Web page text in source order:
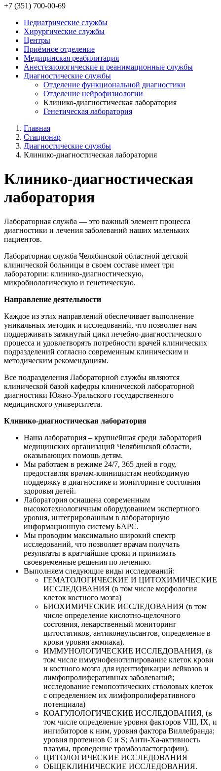
+7 (351) 700-00-69
Педиатрические службы
Хирургические службы
Центры
Приёмное отделение
Медицинская реабилитация
Анестезиологические и реанимационные службы
Диагностические службы
Отделение функциональной диагностики
Отделение нейрофизиологии
Клинико-диагностическая лаборатория
Генетическая лаборатория
Главная
Стационар
Диагностические службы
Клинико-диагностическая лаборатория
Клинико-диагностическая
лаборатория
Лабораторная служба — это важный элемент процесса
диагностики и лечения заболеваний наших маленьких
пациентов.
Лабораторная служба Челябинской областной детской
клинической больницы в своем составе имеет три
лаборатории: клинико-диагностическую,
микробиологическую и генетическую.
Направление деятельности
Каждое из этих направлений обеспечивает выполнение
уникальных методик и исследований, что позволяет нам
поддерживать замкнутый цикл лечебно-диагностического
процесса и удовлетворять потребности врачей клинических
подразделений согласно современным клиническим и
методическим рекомендациям.
Все подразделения Лабораторной службы являются
клинической базой кафедры клинической лабораторной
диагностики Южно-Уральского государственного
медицинского университета.
Клинико-диагностическая лаборатория
Наша лаборатория – крупнейшая среди лабораторий
медицинских организаций Челябинской области,
оказывающих помощь детям.
Мы работаем в режиме 24/7, 365 дней в году,
предоставляя врачам-клиницистам необходимую
поддержку в диагностике и мониторинге состояния
здоровья детей.
Лаборатория оснащена современным
высокотехнологичным оборудованием экспертного
уровня, интегрированным в лабораторную
информационную систему БАРС.
Мы проводим максимально широкий спектр
исследований, что позволяет врачам получать
результаты в кратчайшие сроки и принимать
своевременные решения по лечению.
Выполняем следующие виды исследований:
ГЕМАТОЛОГИЧЕСКИЕ И ЦИТОХИМИЧЕСКИЕ
ИССЛЕДОВАНИЯ (в том числе морфология
клеток костного мозга)
БИОХИМИЧЕСКИЕ ИССЛЕДОВАНИЯ (в том
числе определение кислотно-щелочного
состояния, лекарственный мониторинг
цитостатиков, антиконвульсантов, определение в
крови уровня аммиака).
ИММУНОЛОГИЧЕСКИЕ ИССЛЕДОВАНИЯ, (в
том числе иммунофенотипирование клеток крови
и костного мозга для идентификации лейкозов и
лимфопролиферативных заболеваний;
исследование гемопоэтических стволовых клеток
с определением их лимфопролиферативного
потенциала)
КОАГУЛОЛОГИЧЕСКИЕ ИССЛЕДОВАНИЯ, (в
том числе определение уровня факторов VIII, IX, и
ингибиторов к ним, уровня фактора Виллебранда;
уровня протеинов С и S; Анти-Ха-активность
плазмы, проведение тромбоэластографии).
ЦИТОЛОГИЧЕСКИЕ ИССЛЕДОВАНИЯ
ОБЩЕКЛИНИЧЕСКИЕ ИССЛЕДОВАНИЯ.